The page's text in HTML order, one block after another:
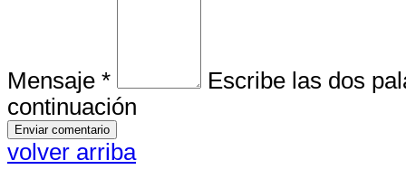
Mensaje *
Escribe las dos
continuación
volver arriba